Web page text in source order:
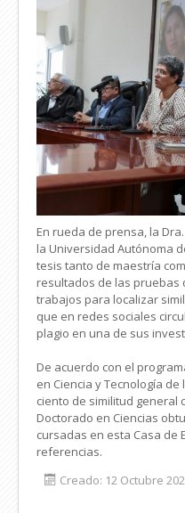
En rueda de prensa, la
la Universidad Autónoma
tesis tanto de maestría
resultados de las pruebas
trabajos para localizar
que en redes sociales
plagio en una de sus
De acuerdo con el
en Ciencia y Tecnología
ciento de similitud general
Doctorado en Ciencias
cursadas en esta Casa de
referencias.
Creado: 12 Octubre